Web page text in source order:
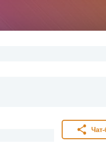
Чат-